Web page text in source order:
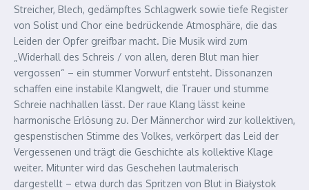
Streicher, Blech, gedämpftes Schlagwerk sowie tiefe Register
von Solist und Chor eine bedrückende Atmosphäre, die das
Leiden der Opfer greifbar macht. Die Musik wird zum
„Widerhall des Schreis / von allen, deren Blut man hier
vergossen“ – ein stummer Vorwurf entsteht. Dissonanzen
schaffen eine instabile Klangwelt, die Trauer und stumme
Schreie nachhallen lässt. Der raue Klang lässt keine
harmonische Erlösung zu. Der Männerchor wird zur kollektiven,
gespenstischen Stimme des Volkes, verkörpert das Leid der
Vergessenen und trägt die Geschichte als kollektive Klage
weiter. Mitunter wird das Geschehen lautmalerisch
dargestellt – etwa durch das Spritzen von Blut in Białystok